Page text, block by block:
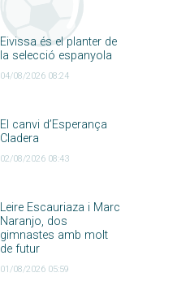
Eivissa és el planter de
la selecció espanyola
04/08/2026 08:24
El canvi d’Esperança
Cladera
02/08/2026 08:43
Leire Escauriaza i Marc
Naranjo, dos
gimnastes amb molt
de futur
01/08/2026 05:59